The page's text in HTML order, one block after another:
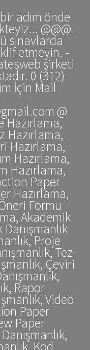
adım önde
@@@
sınavlarda
etmeyin. -
şirketi
0 (312)
İçin Mail
@
Hazırlama,
Hazırlama,
Hazırlama,
Hazırlama,
Hazırlama,
Paper
Hazırlama,
Formu
Akademik
Proje
Tez
Çeviri
Rapor
Video
Paper
Paper
Kod